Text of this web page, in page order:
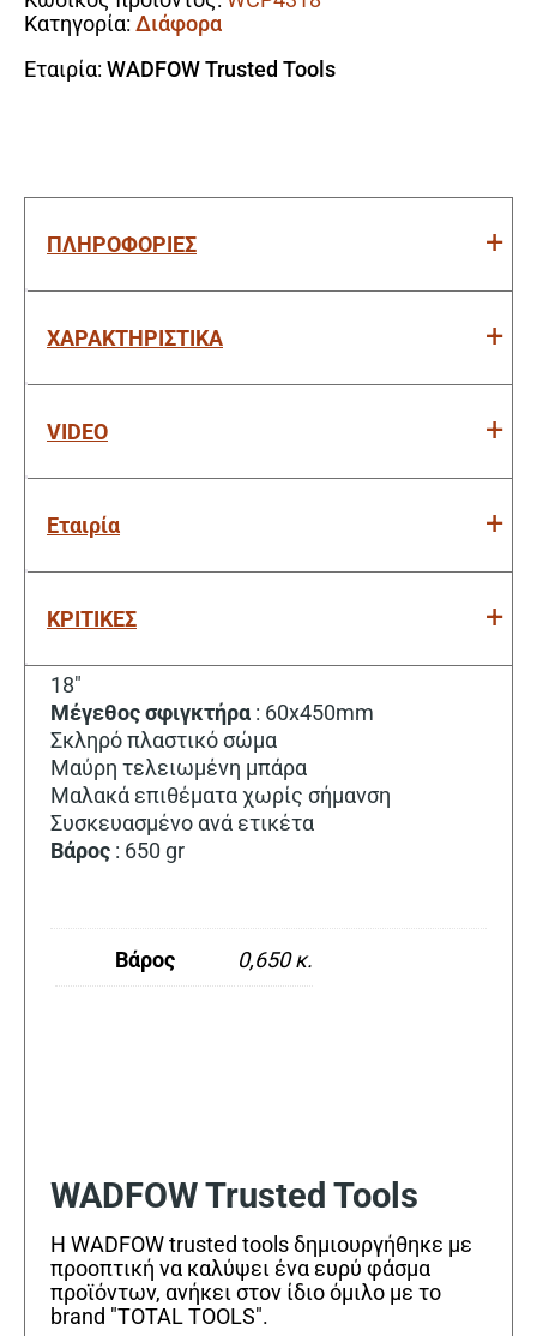
ποσότητα
Κατηγορία: Διάφορα
Εταιρία: WADFOW Trusted Tools
ΠΛΗΡΟΦΟΡΙΕΣ
ΧΑΡΑΚΤΗΡΙΣΤΙΚΑ
VIDEO
Εταιρία
ΚΡΙΤΙΚΕΣ
18″
Μέγεθοςσφιγκτήρα : 60x450mm
Σκληρό πλαστικό σώμα
Μαύρη τελειωμένη μπάρα
Μαλακά επιθέματα χωρίς σήμανση
Συσκευασμένο ανά ετικέτα
Βάρος : 650 gr
Βάρος 0,650 κ.
WADFOW Trusted Tools
Η WADFOW trusted tools δημιουργήθηκε με
προοπτική να καλύψει ένα ευρύ φάσμα
προϊόντων, ανήκει στον ίδιο όμιλο με το
brand "TOTAL TOOLS".